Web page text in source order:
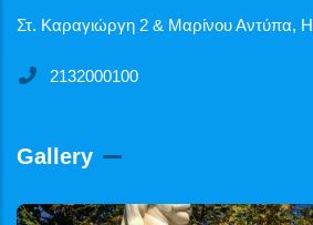
Στ. Καραγιώργη 2 & Μαρίνου Αντύπα,
2132000100
Gallery